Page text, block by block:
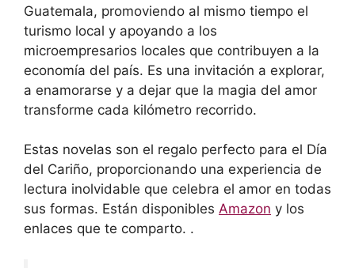
Guatemala, promoviendo al mismo tiempo el
turismo local y apoyando a los
microempresarios locales que contribuyen a la
economía del país. Es una invitación a explorar,
a enamorarse y a dejar que la magia del amor
transforme cada kilómetro recorrido.
Estas novelas son el regalo perfecto para el Día
del Cariño, proporcionando una experiencia de
lectura inolvidable que celebra el amor en todas
sus formas. Están disponibles Amazon y los
enlaces que te comparto. .